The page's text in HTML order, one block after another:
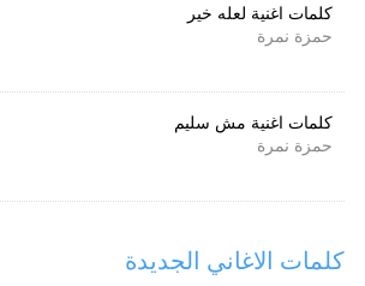
كلمات اغنية لعله خير
حمزة نمرة
كلمات اغنية مش سليم
حمزة نمرة
كلمات الاغاني الجديدة